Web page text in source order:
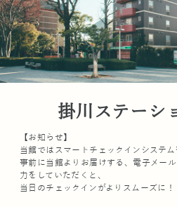
掛川ステーシ
【お知らせ】
当館ではスマートチェックインシステム
事前に当館よりお届けする、電子メー
力をしていただくと、
当日のチェックインがよりスムーズに！